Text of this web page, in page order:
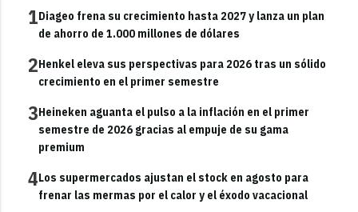
1Diageo frena su crecimiento hasta 2027 y lanza un plan
de ahorro de 1.000 millones de dólares
2Henkel eleva sus perspectivas para 2026 tras un sólido
crecimiento en el primer semestre
3Heineken aguanta el pulso a la inflación en el primer
semestre de 2026 gracias al empuje de su gama
premium
4Los supermercados ajustan el stock en agosto para
frenar las mermas por el calor y el éxodo vacacional